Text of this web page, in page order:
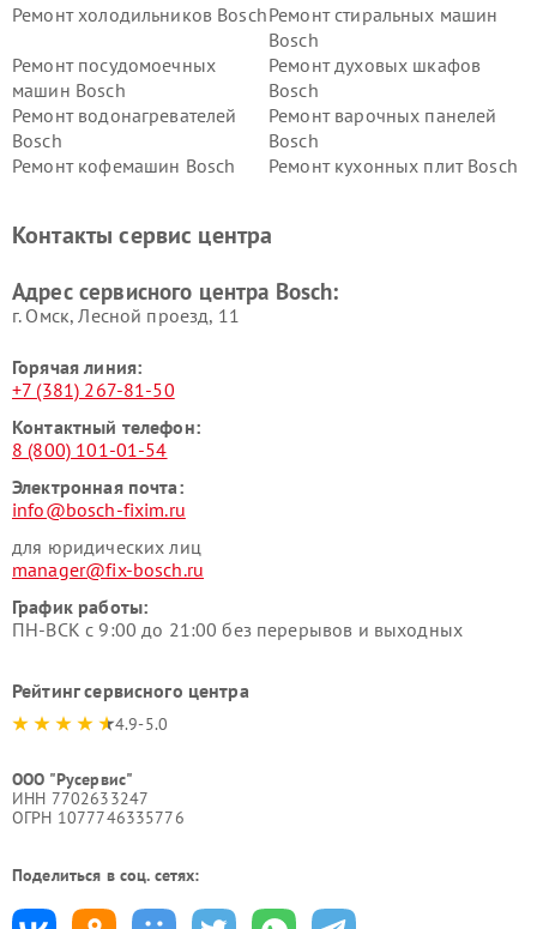
Ремонт холодильников BoschРемонт стиральных машин
Bosch
Ремонт посудомоечных
машин Bosch
Ремонт духовых шкафов
Bosch
Ремонт водонагревателей
Bosch
Ремонт варочных панелей
Bosch
Ремонт кофемашин Bosch
Ремонт кухонных плит Bosch
Ремонт сушильных автоматовРемонт морозильных камер
Контакты сервис центра
Адрес сервисного центра Bosch:
г. Омск, ​Лесной проезд, 11
Горячая линия:
+7 (381) 267-81-50
Контактный телефон:
8 (800) 101-01-54
Электронная почта:
info@bosch-fixim.ru
для юридических лиц
manager@fix-bosch.ru
График работы:
ПН-ВСК с 9:00 до 21:00 без перерывов и выходных
Рейтинг сервисного центра
4.9-5.0
ООО "Русервис"
ИНН 7702633247
ОГРН 1077746335776
Поделиться в соц. сетях: